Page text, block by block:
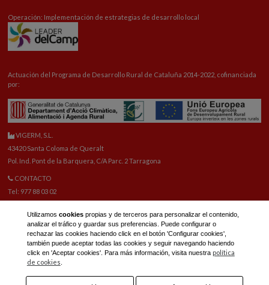
Operación: Implementación de estrategias de desarrollo local
Actuación del Programa de Desarrollo Rural de Cataluña 2014-2022, cofinanciada
por:
VIGERM, S.L.
43420 Santa Coloma de Queralt
Pol. Ind. Pont de la Barquera, C/A Parc. 2 Tarragona
CONTACTO
Tel: 977 88 03 02
RECAMBIOS
Tel: 977 88 06 42
E-mail recambios:reca@vigerm.com
OFICINA TÉCNICA
Utilizamos cookiespropias y de terceros para personalizar el contenido,
analizar el tráfico y guardar sus preferencias. Puede configurar o
rechazar las cookies haciendo click en el botón 'Configurar cookies',
también puede aceptar todas las cookies y seguir navegando haciendo
click en 'Aceptar cookies'. Para más información, visita nuestra política
de cookies